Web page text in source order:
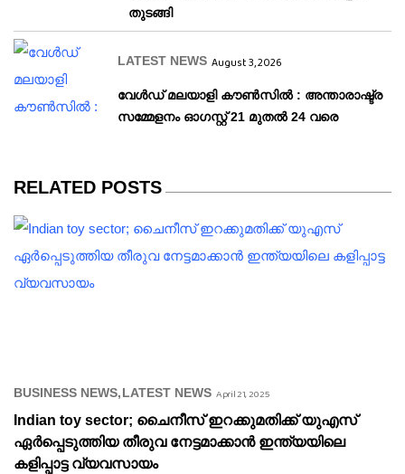
തുടങ്ങി
LATEST NEWS August 3, 2026
വേള്‍ഡ് മലയാളി കൗണ്‍സില്‍ : അന്താരാഷ്ട്ര
സമ്മേളനം ഓഗസ്റ്റ് 21 മുതല്‍ 24 വരെ
RELATED POSTS
BUSINESS NEWS LATEST NEWS April 21, 2025
Indian toy sector; ചൈനീസ് ഇറക്കുമതിക്ക് യുഎസ്
ഏർപ്പെടുത്തിയ തീരുവ നേട്ടമാക്കാൻ ഇന്ത്യയിലെ
കളിപ്പാട്ട വ്യവസായം